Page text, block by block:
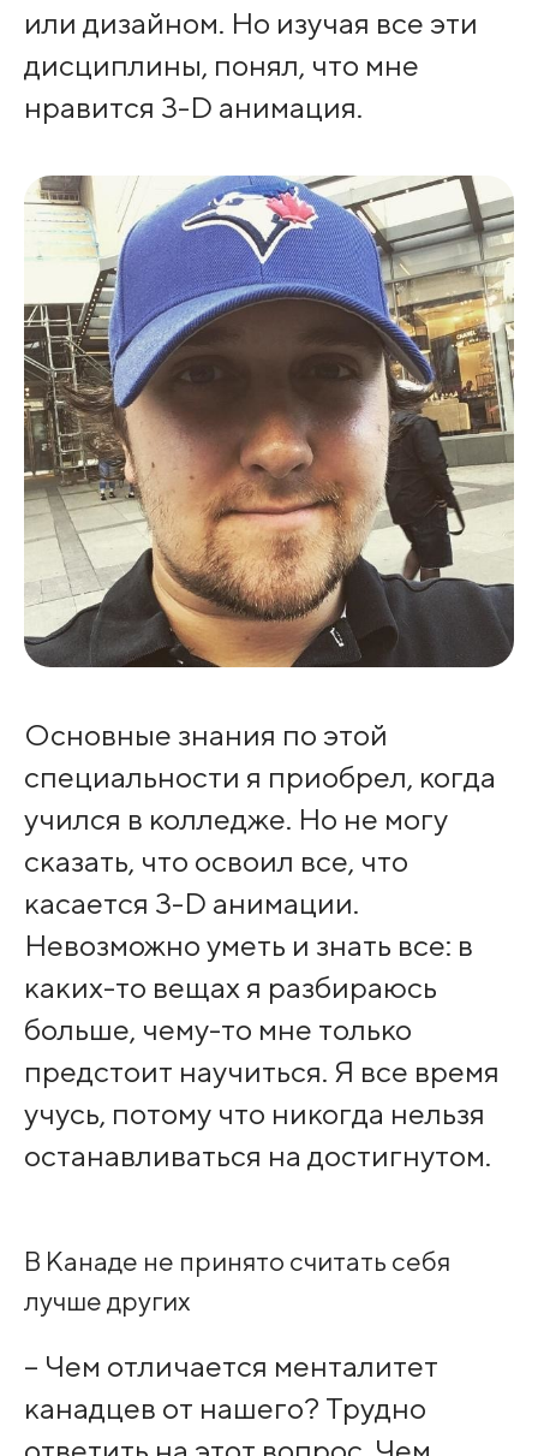
или дизайном. Но изучая все эти
дисциплины, понял, что мне
нравится 3-D анимация.
Основные знания по этой
специальности я приобрел, когда
учился в колледже. Но не могу
сказать, что освоил все, что
касается 3-D анимации.
Невозможно уметь и знать все: в
каких-то вещах я разбираюсь
больше, чему-то мне только
предстоит научиться. Я все время
учусь, потому что никогда нельзя
останавливаться на достигнутом.
В Канаде не принято считать себя
лучше других
– Чем отличается менталитет
канадцев от нашего? Трудно